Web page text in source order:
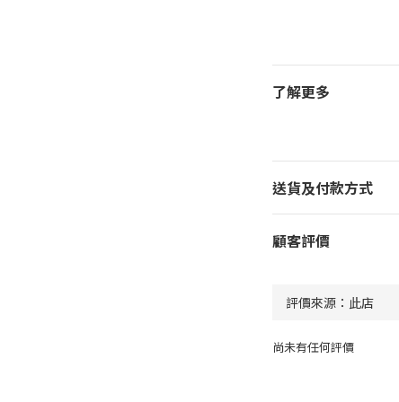
了解更多
送貨及付款方式
顧客評價
尚未有任何評價